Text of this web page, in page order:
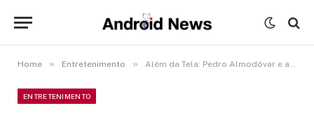
Home » Entretenimento » Além da Tela: Pedro Almodóvar e a Arte do Metacinema em “Natal Amargo” (Má Educação)
ENTRETENIMENTO